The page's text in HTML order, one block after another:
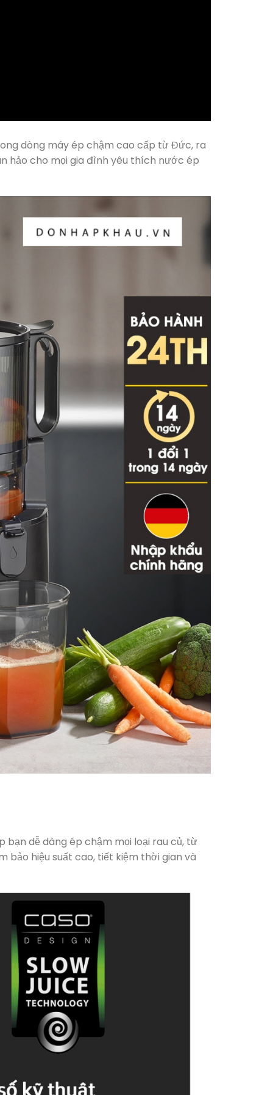
dòng máy ép chậm cao cấp từ Đức, ra
hảo cho mọi gia đình yêu thích nước ép
bạn dễ dàng ép chậm mọi loại rau củ, từ
bảo hiệu suất cao, tiết kiệm thời gian và